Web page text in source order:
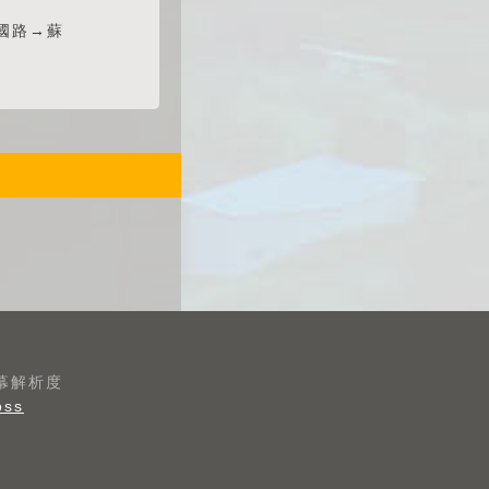
路→蘇
解析度